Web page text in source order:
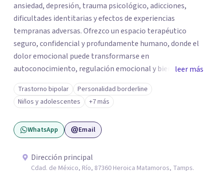
ansiedad, depresión, trauma psicológico, adicciones,
dificultades identitarias y efectos de experiencias
tempranas adversas. Ofrezco un espacio terapéutico
seguro, confidencial y profundamente humano, donde el
dolor emocional puede transformarse en
autoconocimiento, regulación emocional y bienestar.
Trabajo desde un enfoque integrativo que combina
psicoanálisis, terapia somática y de trauma, psicología
corporal, Mentalization Based Therapy (MBT),
hipnoterapia y respiración neurodinámica, integrando
actualmente la Psicología Analítica Junguiana. Mi
ecopsicología y el trabajo simbólico con el inconsciente,
leer más
Trastorno bipolar
Personalidad borderline
Niños y adolescentes
+7 más
WhatsApp Email
Dirección principal
Cdad. de México, Río, 87360 Heroica Matamoros, Tamps.